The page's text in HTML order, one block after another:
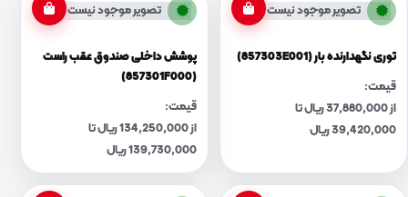
تصویر موجود نیست
توری نگهدارنده بار (857303E001)
قیمت:
از 37,880,000 ریال تا
39,420,000 ریال
تصویر موجود نیست
پوشش داخلی صندوق عقب راست
(857301F000)
قیمت:
از 134,250,000 ریال تا
139,730,000 ریال